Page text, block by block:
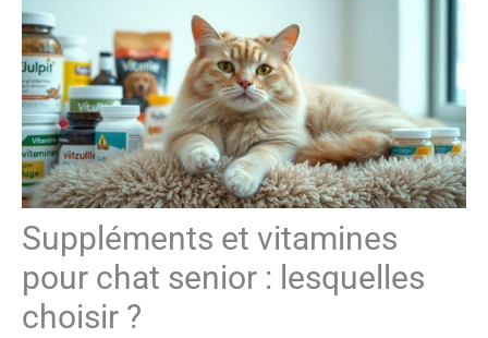
Suppléments et vitamines
pour chat senior : lesquelles
choisir ?